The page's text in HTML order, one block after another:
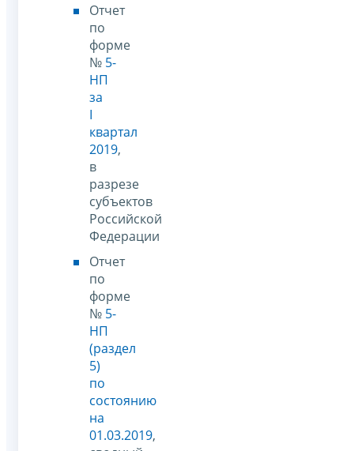
Отчет
по
форме
№ 5-
НП
за
I
квартал
2019,
в
разрезе
субъектов
Российской
Федерации
Отчет
по
форме
№ 5-
НП
(раздел
5)
по
состоянию
на
01.03.2019,